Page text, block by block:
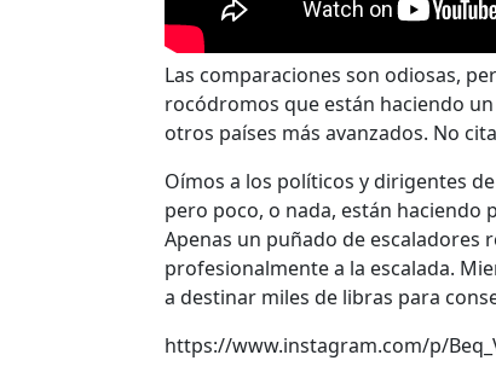
Las comparaciones son odiosas,
rocódromos que están haciendo
otros países más avanzados. No
Oímos a los políticos y dirigentes
pero poco, o nada, están
Apenas un puñado de escaladores
profesionalmente a la escalada.
a destinar miles de libras para
https://www.instagram.com/p/